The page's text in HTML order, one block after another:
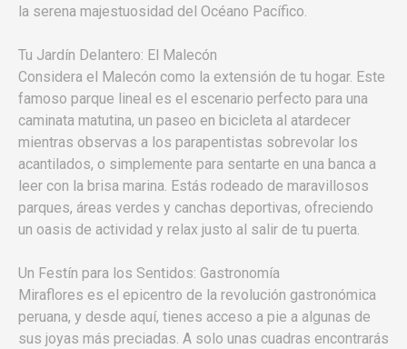
la serena majestuosidad del Océano Pacífico.
Tu Jardín Delantero: El Malecón
Considera el Malecón como la extensión de tu hogar. Este
famoso parque lineal es el escenario perfecto para una
caminata matutina, un paseo en bicicleta al atardecer
mientras observas a los parapentistas sobrevolar los
acantilados, o simplemente para sentarte en una banca a
leer con la brisa marina. Estás rodeado de maravillosos
parques, áreas verdes y canchas deportivas, ofreciendo
un oasis de actividad y relax justo al salir de tu puerta.
Un Festín para los Sentidos: Gastronomía
Miraflores es el epicentro de la revolución gastronómica
peruana, y desde aquí, tienes acceso a pie a algunas de
sus joyas más preciadas. A solo unas cuadras encontrarás